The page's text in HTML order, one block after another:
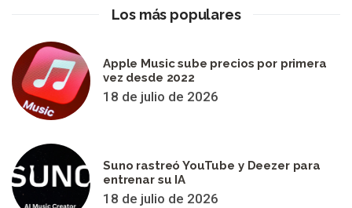
Los más populares
Apple Music sube precios por primera
vez desde 2022
18 de julio de 2026
Suno rastreó YouTube y Deezer para
entrenar su IA
18 de julio de 2026